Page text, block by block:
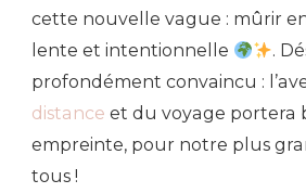
cette nouvelle vague : mûrir
lente et intentionnelle
.
profondément convaincu :
distance et du voyage portera
empreinte, pour notre plus
tous !